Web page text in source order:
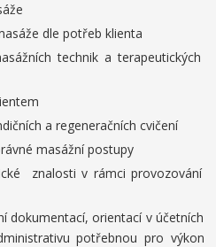
dle potřeb klienta
technik a terapeutických
a regeneračních cvičení
masážní postupy
znalosti v rámci provozování
dokumentací, orientací v účetních
potřebnou pro výkon